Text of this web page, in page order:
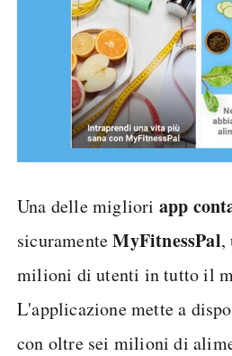
Una delle migliori app
sicuramenteMyFitnessPal,
milioni di utenti in tutto il
L'applicazione mette a
con oltre sei milioni di